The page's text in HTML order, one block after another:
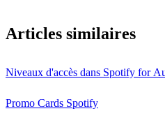
Articles similaires
Niveaux d'accès dans Spotify for
Promo Cards Spotify